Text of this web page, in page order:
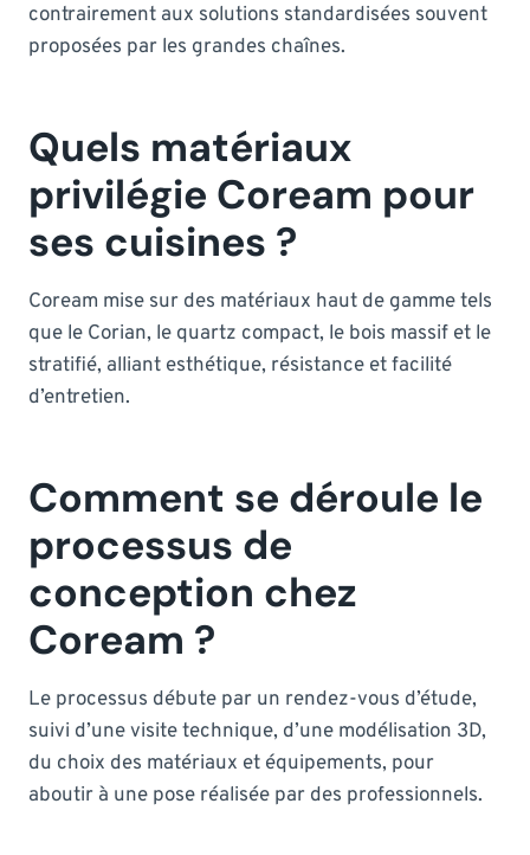
contrairement aux solutions standardisées souvent
proposées par les grandes chaînes.
Quels matériaux
privilégie Coream pour
ses cuisines ?
Coream mise sur des matériaux haut de gamme tels
que le Corian, le quartz compact, le bois massif et le
stratifié, alliant esthétique, résistance et facilité
d’entretien.
Comment se déroule le
processus de
conception chez
Coream ?
Le processus débute par un rendez-vous d’étude,
suivi d’une visite technique, d’une modélisation 3D,
du choix des matériaux et équipements, pour
aboutir à une pose réalisée par des professionnels.